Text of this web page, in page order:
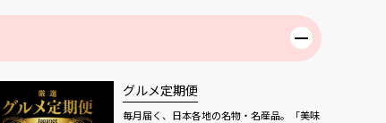
グルメ定期便
毎月届く、日本各地の名物・名産品。「美味